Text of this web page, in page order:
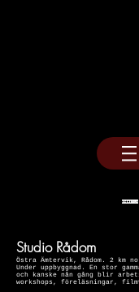
Studio Rådom
Östra Ämtervik, Rådom. 2 km
Under uppbyggnad. En stor
och kanske nån gång blir a
workshops, föreläsningar,